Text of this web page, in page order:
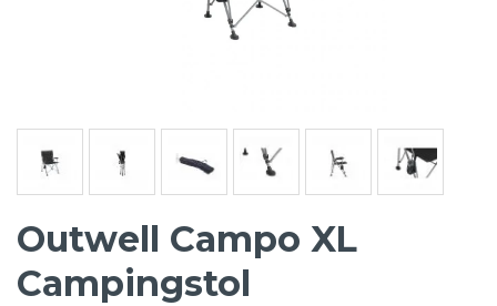
Outwell Campo XL
Campingstol